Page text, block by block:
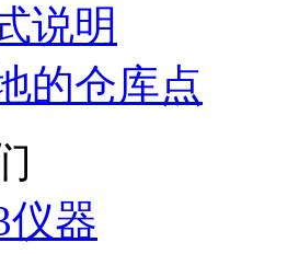
说明
的仓库点
仪器